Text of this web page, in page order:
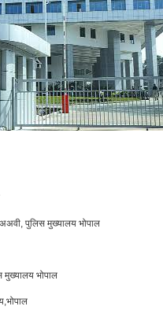
पुलिस मुख्यालय भोपाल
मुख्यालय भोपाल